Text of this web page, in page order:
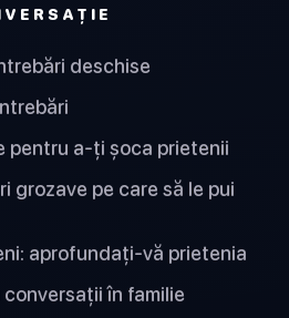
deschise
pentru a-ți șoca prietenii
grozave pe care să le pui
aprofundați-vă prietenia
în familie